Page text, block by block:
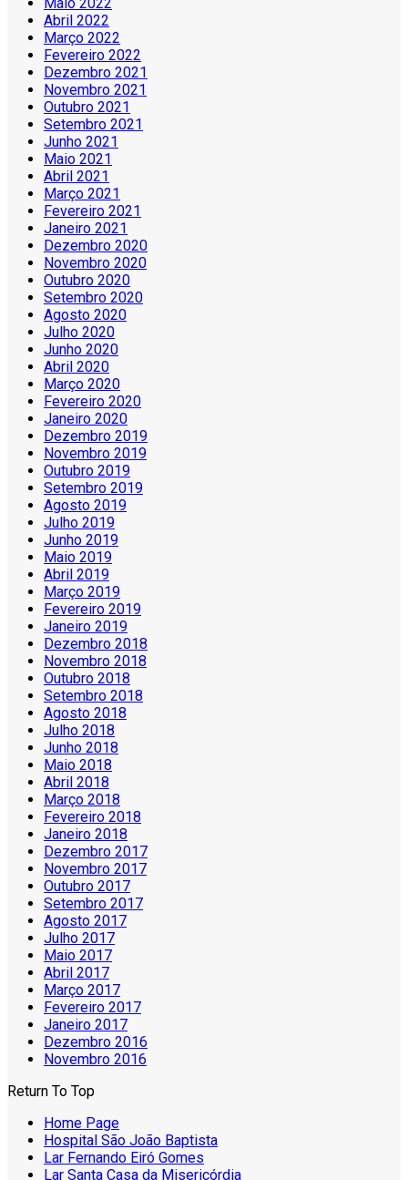
Abril 2022
Março 2022
Fevereiro 2022
Dezembro 2021
Novembro 2021
Outubro 2021
Setembro 2021
Junho 2021
Maio 2021
Abril 2021
Março 2021
Fevereiro 2021
Janeiro 2021
Dezembro 2020
Novembro 2020
Outubro 2020
Setembro 2020
Agosto 2020
Julho 2020
Junho 2020
Abril 2020
Março 2020
Fevereiro 2020
Janeiro 2020
Dezembro 2019
Novembro 2019
Outubro 2019
Setembro 2019
Agosto 2019
Julho 2019
Junho 2019
Maio 2019
Abril 2019
Março 2019
Fevereiro 2019
Janeiro 2019
Dezembro 2018
Novembro 2018
Outubro 2018
Setembro 2018
Agosto 2018
Julho 2018
Junho 2018
Maio 2018
Abril 2018
Março 2018
Fevereiro 2018
Janeiro 2018
Dezembro 2017
Novembro 2017
Outubro 2017
Setembro 2017
Agosto 2017
Julho 2017
Maio 2017
Abril 2017
Março 2017
Fevereiro 2017
Janeiro 2017
Dezembro 2016
Novembro 2016
Return To Top
Home Page
Hospital São João Baptista
Lar Fernando Eiró Gomes
Lar Santa Casa da Misericórdia